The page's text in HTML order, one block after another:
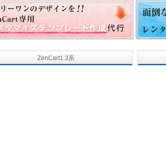
ZenCart1.3系